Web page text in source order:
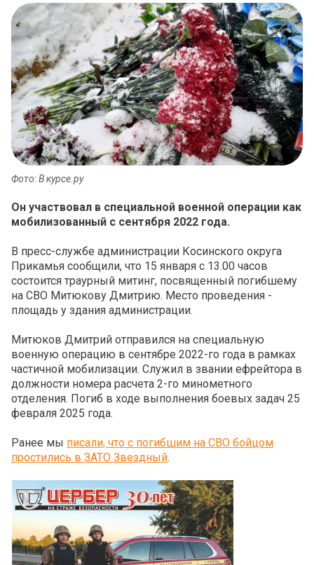
Фото: В курсе.ру
Он участвовал в специальной военной операции как
мобилизованный с сентября 2022 года.
В пресс-службе администрации Косинского округа
Прикамья сообщили, что 15 января с 13.00 часов
состоится траурный митинг, посвященный погибшему
на СВО Митюкову Дмитрию. Место проведения -
площадь у здания администрации.
Митюков Дмитрий отправился на специальную
военную операцию в сентябре 2022-го года в рамках
частичной мобилизации. Служил в звании ефрейтора в
должности номера расчета 2-го минометного
отделения. Погиб в ходе выполнения боевых задач 25
февраля 2025 года.
Ранее мы писали, что с погибшим на СВО бойцом
простились в ЗАТО Звездный.